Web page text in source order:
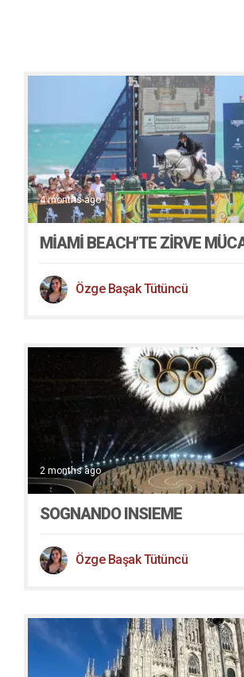
4 months ago
MIAMI BEACH’TE ZIRVE
Özge Başak Tütüncü
2 months ago
SOGNANDO INSIEME
Özge Başak Tütüncü